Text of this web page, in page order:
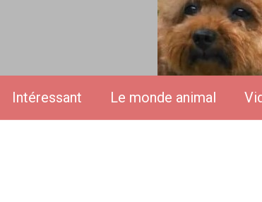
Intéressant Le monde animal